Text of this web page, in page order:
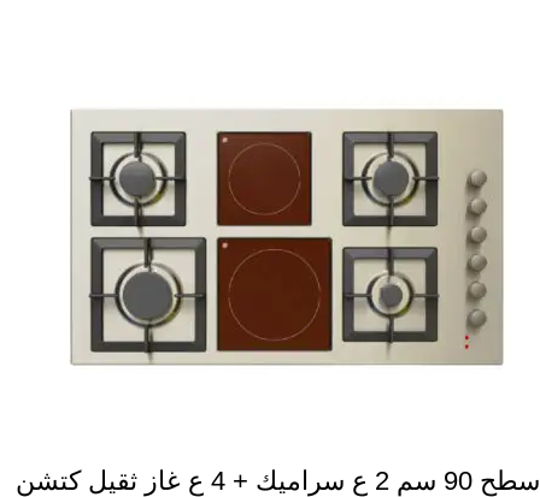
سطح 90 سم 2 ع سراميك + 4 ع غاز ثقيل كتشن